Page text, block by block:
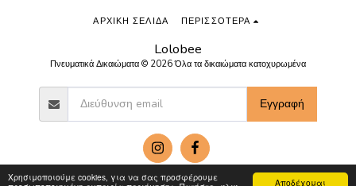
Αποδέχομαι
Χρησιμοποιούμε cookies, για να σας προσφέρουμε
Lolobee
Πνευματικά Δικαιώματα © 2026 Όλα τα δικαιώματα κατοχυρωμένα
ΑΡΧΙΚΉ ΣΕΛΊΔΑ ΠΕΡΙΣΣΌΤΕΡΑ
Εγγραφή